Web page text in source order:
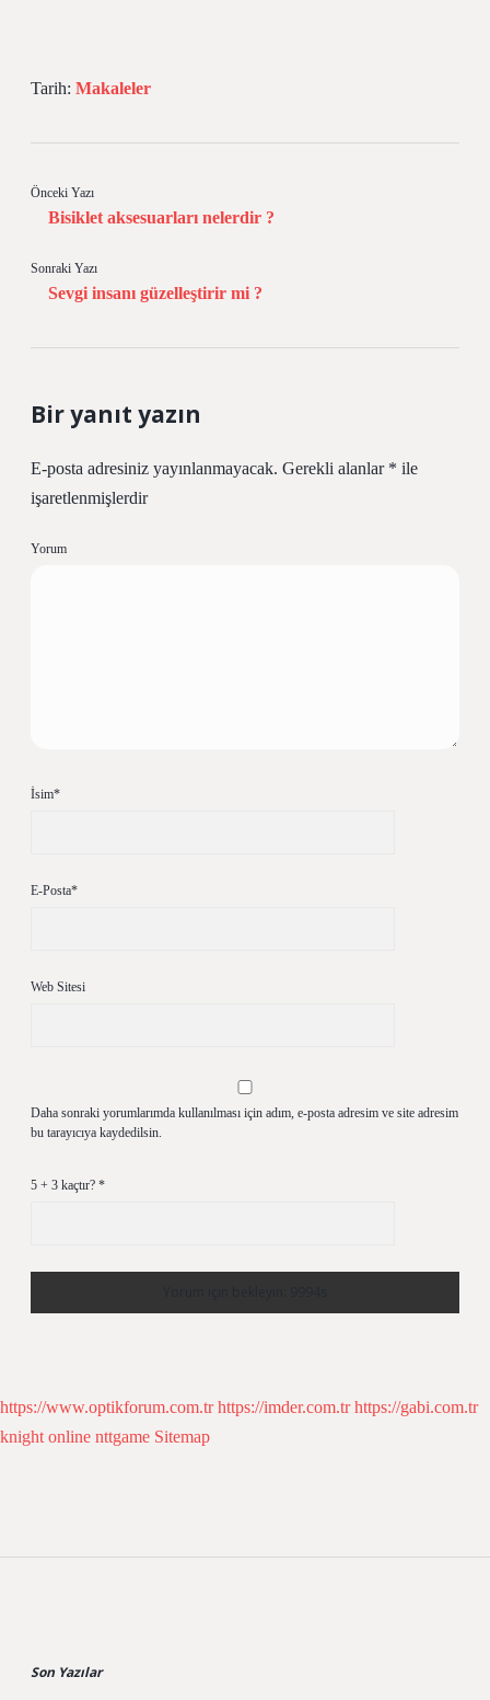
Tarih: Makaleler
Önceki Yazı
Bisiklet aksesuarları nelerdir ?
Sonraki Yazı
Sevgi insanı güzelleştirir mi ?
Bir yanıt yazın
E-posta adresiniz yayınlanmayacak. Gerekli alanlar * ile
işaretlenmişlerdir
Yorum
İsim*
E-Posta*
Web Sitesi
Daha sonraki yorumlarımda kullanılması için adım, e-posta adresim ve site adresim
bu tarayıcıya kaydedilsin.
5 + 3 kaçtır? *
https://www.optikforum.com.tr https://imder.com.tr https://gabi.com.tr
knight online nttgame Sitemap
Son Yazılar